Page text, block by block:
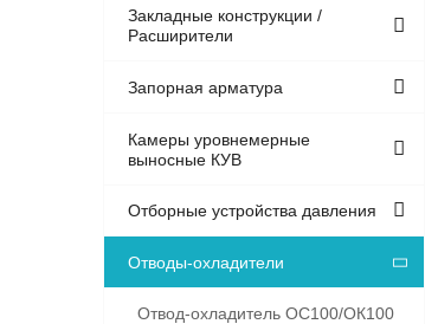
Закладные конструкции /
Расширители
Запорная арматура
Камеры уровнемерные
выносные КУВ
Отборные устройства давления
Отводы-охладители
Отвод-охладитель ОС100/ОК100